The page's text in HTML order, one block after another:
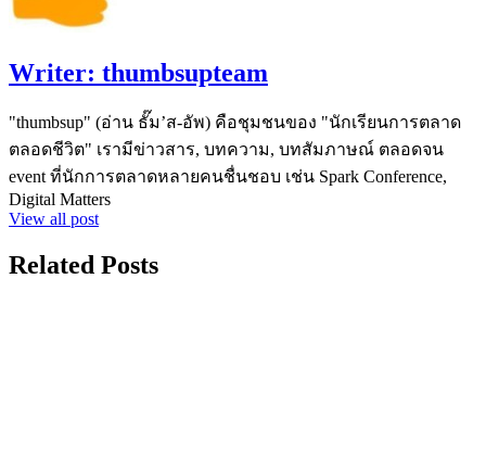
Writer: thumbsupteam
"thumbsup" (อ่าน ธั๊ม’ส-อัพ) คือชุมชนของ "นักเรียนการตลาด
ตลอดชีวิต" เรามีข่าวสาร, บทความ, บทสัมภาษณ์ ตลอดจน
event ที่นักการตลาดหลายคนชื่นชอบ เช่น Spark Conference,
Digital Matters
View all post
Related Posts